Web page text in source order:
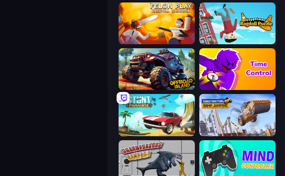
Felon Play: Ragdoll Sandbox
Offroad Island Time Control!
Stunt Paradise Construction Ramp Jumping